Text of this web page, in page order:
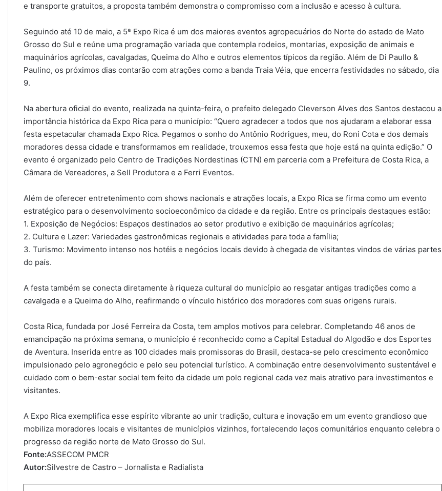
e transporte gratuitos, a proposta também demonstra o compromisso com a inclusão e acesso à cultura.
Seguindo até 10 de maio, a 5ª Expo Rica é um dos maiores eventos agropecuários do Norte do estado de Mato
Grosso do Sul e reúne uma programação variada que contempla rodeios, montarias, exposição de animais e
maquinários agrícolas, cavalgadas, Queima do Alho e outros elementos típicos da região. Além de Di Paullo &
Paulino, os próximos dias contarão com atrações como a banda Traia Véia, que encerra festividades no sábado, dia
9.
Na abertura oficial do evento, realizada na quinta-feira, o prefeito delegado Cleverson Alves dos Santos destacou a
importância histórica da Expo Rica para o município: “Quero agradecer a todos que nos ajudaram a elaborar essa
festa espetacular chamada Expo Rica. Pegamos o sonho do Antônio Rodrigues, meu, do Roni Cota e dos demais
moradores dessa cidade e transformamos em realidade, trouxemos essa festa que hoje está na quinta edição.” O
evento é organizado pelo Centro de Tradições Nordestinas (CTN) em parceria com a Prefeitura de Costa Rica, a
Câmara de Vereadores, a Sell Produtora e a Ferri Eventos.
Além de oferecer entretenimento com shows nacionais e atrações locais, a Expo Rica se firma como um evento
estratégico para o desenvolvimento socioeconômico da cidade e da região. Entre os principais destaques estão:
1. Exposição de Negócios: Espaços destinados ao setor produtivo e exibição de maquinários agrícolas;
2. Cultura e Lazer: Variedades gastronômicas regionais e atividades para toda a família;
3. Turismo: Movimento intenso nos hotéis e negócios locais devido à chegada de visitantes vindos de várias partes
do país.
A festa também se conecta diretamente à riqueza cultural do município ao resgatar antigas tradições como a
cavalgada e a Queima do Alho, reafirmando o vínculo histórico dos moradores com suas origens rurais.
Costa Rica, fundada por José Ferreira da Costa, tem amplos motivos para celebrar. Completando 46 anos de
emancipação na próxima semana, o município é reconhecido como a Capital Estadual do Algodão e dos Esportes
de Aventura. Inserida entre as 100 cidades mais promissoras do Brasil, destaca-se pelo crescimento econômico
impulsionado pelo agronegócio e pelo seu potencial turístico. A combinação entre desenvolvimento sustentável e
cuidado com o bem-estar social tem feito da cidade um polo regional cada vez mais atrativo para investimentos e
visitantes.
A Expo Rica exemplifica esse espírito vibrante ao unir tradição, cultura e inovação em um evento grandioso que
mobiliza moradores locais e visitantes de municípios vizinhos, fortalecendo laços comunitários enquanto celebra o
progresso da região norte de Mato Grosso do Sul.
Fonte:ASSECOM PMCR
Autor:Silvestre de Castro – Jornalista e Radialista